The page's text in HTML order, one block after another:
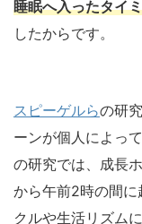
睡眠へ入ったタイ
したからです。
スピーゲルらの研
ーンが個人によっ
の研究では、成長
から午前2時の間に
クルや生活リズム